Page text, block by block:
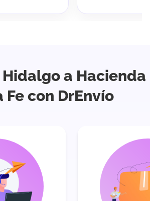
Hidalgo a Hacienda
Fe con DrEnvío